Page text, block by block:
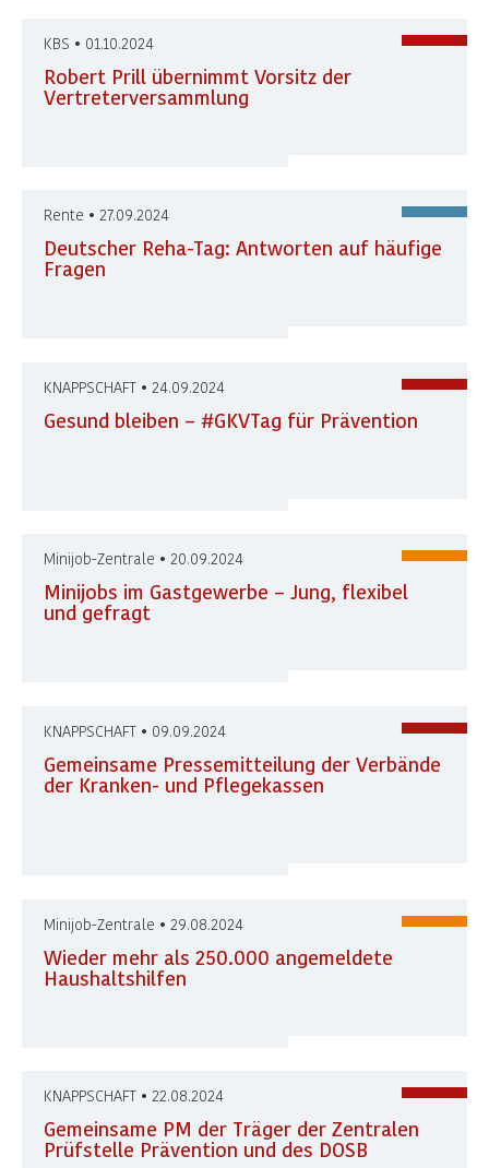
KBS • 01.10.2024
Robert Prill übernimmt Vorsitz der
Vertreterversammlung
Rente • 27.09.2024
Deutscher Reha-Tag: Antworten auf häufige
Fragen
KNAPPSCHAFT • 24.09.2024
Gesund bleiben – #GKVTag für Prävention
Minijob-Zentrale • 20.09.2024
Minijobs im Gastgewerbe – Jung, flexibel
und gefragt
KNAPPSCHAFT • 09.09.2024
Gemeinsame Pressemitteilung der Verbände
der Kranken- und Pflegekassen
Minijob-Zentrale • 29.08.2024
Wieder mehr als 250.000 angemeldete
Haushaltshilfen
KNAPPSCHAFT • 22.08.2024
Gemeinsame PM der Träger der Zentralen
Prüfstelle Prävention und des DOSB